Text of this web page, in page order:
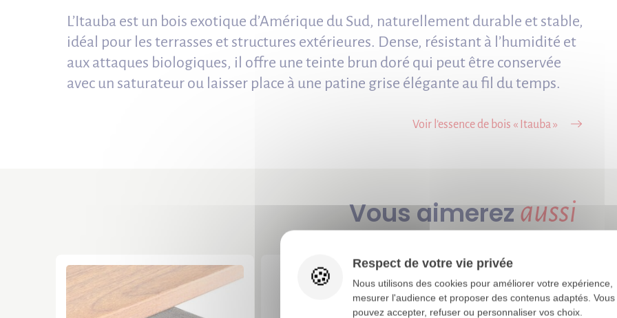
L’Itauba est un bois exotique d’Amérique du Sud, naturellement durable et stable,
idéal pour les terrasses et structures extérieures. Dense, résistant à l’humidité et
aux attaques biologiques, il offre une teinte brun doré qui peut être conservée
avec un saturateur ou laisser place à une patine grise élégante au fil du temps.
Voir l’essence de bois « Itauba »
Vous aimerezaussi
Respect de votre vie privée
Nous utilisons des cookies pour améliorer votre expérience,
mesurer l'audience et proposer des contenus adaptés. Vous
pouvez accepter, refuser ou personnaliser vos choix.